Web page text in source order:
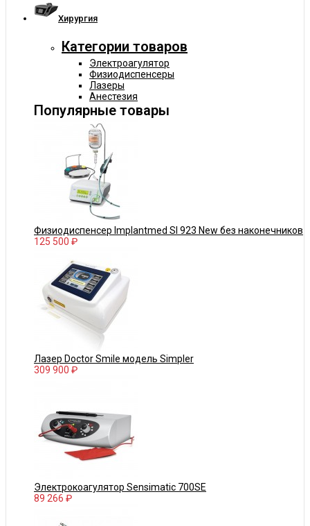
Хирургия
Категории товаров
Электроагулятор
Физиодиспенсеры
Лазеры
Анестезия
Популярные товары
Физиодиспенсер Implantmed SI 923 New без наконечников
125 500 ₽
Лазер Doctor Smile модель Simpler
309 900 ₽
Электрокоагулятор Sensimatic 700SE
89 266 ₽